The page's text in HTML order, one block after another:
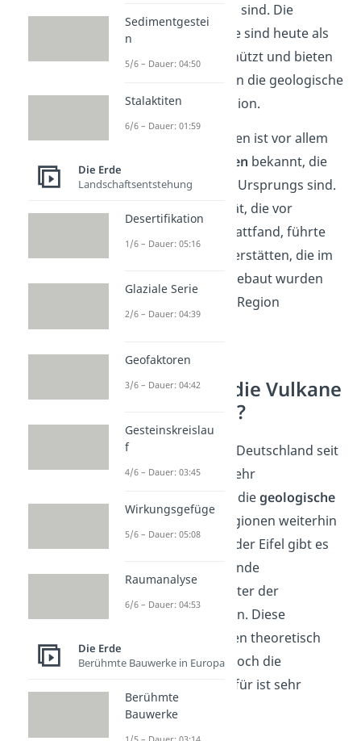
Eruptionen entstanden sind. Die
vulkanischen Überreste sind heute als
Naturdenkmäler geschützt und bieten
interessante Einblicke in die geologische
Vergangenheit der Region.
Das Erzgebirge hingegen ist vor allem
für seine
Erzvorkommen bekannt, die
ebenfalls vulkanischen Ursprungs sind.
Die vulkanische Aktivität, die vor
Millionen von Jahren stattfand, führte
zur Bildung von Erzlagerstätten, die im
Mittelalter intensiv abgebaut wurden
der Region
begründeten.
Wie aktiv sind die Vulkane
in Deutschland?
Obwohl die Vulkane in Deutschland seit
Jahrtausenden nicht mehr
ausgebrochen sind, ist diegeologische
in einigen Regionen weiterhin
spürbar
. Besonders in der Eifel gibt es
Anzeichen für tief liegende
Magmenkörper, die unter der
Oberfläche schlummern. Diese
könnten theoretisch
wiederaktivwerden, doch die
dafür ist sehr
gering.
Sedimentgestei
n
5/6 – Dauer: 04:50
Stalaktiten
6/6 – Dauer: 01:59
Die Erde
Landschaftsentstehung
Desertifikation
1/6 – Dauer: 05:16
Glaziale Serie
2/6 – Dauer: 04:39
Geofaktoren
3/6 – Dauer: 04:42
Gesteinskreislau
f
4/6 – Dauer: 03:45
Wirkungsgefüge
5/6 – Dauer: 05:08
Raumanalyse
6/6 – Dauer: 04:53
Die Erde
Berühmte Bauwerke in Europa
Berühmte
Bauwerke